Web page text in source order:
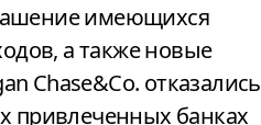
имеющихся
а также новые
Chase&Co. отказались
привлеченных банках